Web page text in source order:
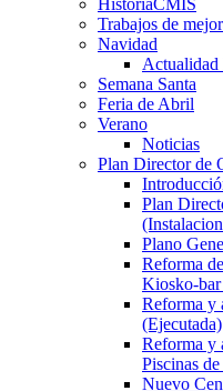
HistoriaCMIS
Trabajos de
Navidad
Actualidad
Semana Santa
Feria de Abril
Verano
Noticias
Plan Director de
Plan
Plano
Reforma
Kiosko-bar
Reforma y
(Ejecutada)
Reforma y
Piscinas
Nuevo